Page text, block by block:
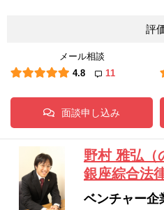
評
メール相談
4.8
11
面談申し込み
野村 雅弘（
銀座綜合法
ベンチャー企